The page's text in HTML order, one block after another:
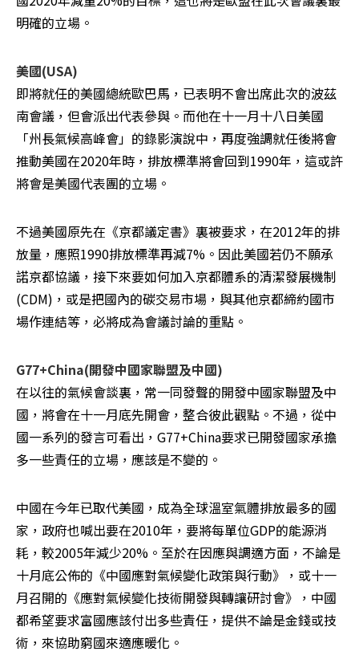
明確的立場。
即將就任的美國總統歐巴馬，已表明不會出席此次的波茲
南會議，但會派出代表參與。而他在十一月十八日美國
「州長氣候高峰會」的錄影演說中，再度強調就任後將會
推動美國在2020年時，排放標準將會回到1990年，這或許
將會是美國代表團的立場。
不過美國原先在《京都議定書》裏被要求，在2012年的排
放量，應照1990排放標準再減7%。因此美國若仍不願承
諾京都協議，接下來要如何加入京都體系的清潔發展機制
(CDM)，或是把國內的碳交易市場，與其他京都締約國市
場作連結等，必將成為會議討論的重點。
G77+China(開發中國家聯盟及中國)
在以往的氣候會談裏，常一同發聲的開發中國家聯盟及中
國，將會在十一月底先開會，整合彼此觀點。不過，從中
國一系列的發言可看出，G77+China要求已開發國家承擔
多一些責任的立場，應該是不變的。
中國在今年已取代美國，成為全球溫室氣體排放最多的國
家，政府也喊出要在2010年，要將每單位GDP的能源消
耗，較2005年減少20%。至於在因應與調適方面，不論是
十月底公佈的《中國應對氣候變化政策與行動》，或十一
月召開的《應對氣候變化技術開發與轉讓研討會》，中國
都希望要求富國應該付出多些責任，提供不論是金錢或技
術，來協助窮國來適應暖化。